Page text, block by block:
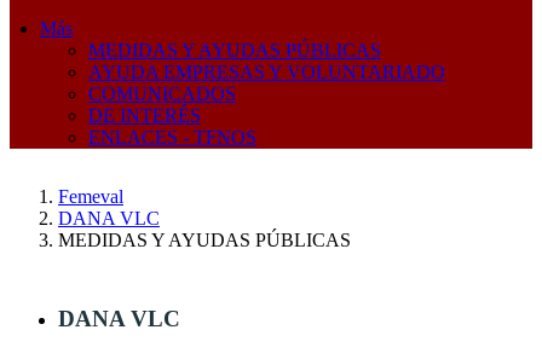
Más
MEDIDAS Y AYUDAS PÚBLICAS
AYUDA EMPRESAS Y VOLUNTARIADO
COMUNICADOS
DE INTERÉS
ENLACES - TFNOS
Femeval
DANA VLC
MEDIDAS Y AYUDAS PÚBLICAS
DANA VLC